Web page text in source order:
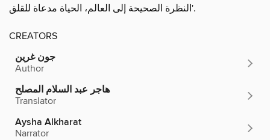
النظرة الصحيحة إلى العالم، الحياة مدعاة للقلق'.
CREATORS
جون غرين
Author
هاجر عبد السلام المصلح
Translator
Aysha Alkharat
Narrator